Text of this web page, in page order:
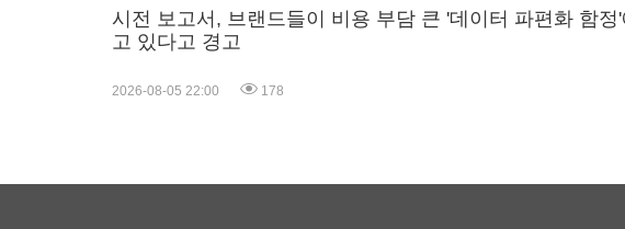
시전 보고서, 브랜드들이 비용 부담 큰 '데이터 파편화 함정'
고 있다고 경고
2026-08-05 22:00 178